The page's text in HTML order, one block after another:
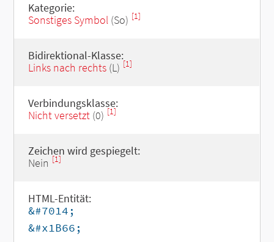
Kategorie:
Sonstiges Symbol(So) [1]
Bidirektional-Klasse:
Links nach rechts(L) [1]
Verbindungsklasse:
Nicht versetzt(0) [1]
Zeichen wird gespiegelt:
Nein [1]
HTML-Entität:
&#7014;
&#x1B66;